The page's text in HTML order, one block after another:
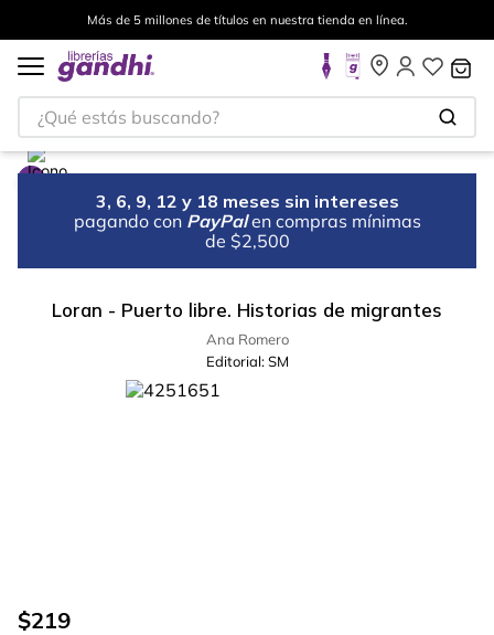
Más de 5 millones de títulos en nuestra tienda en línea.
¿Qué estás buscando?
3, 6, 9, 12 y 18 meses sin intereses
pagando con PayPal en compras mínimas
de $2,500
Loran - Puerto libre. Historias de migrantes
Ana Romero
Editorial: SM
$219